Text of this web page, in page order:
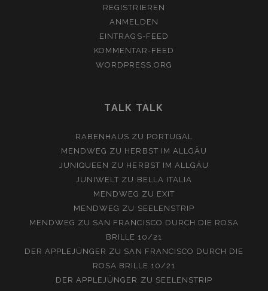
REGISTRIEREN
ANMELDEN
EINTRAGS-FEED
KOMMENTAR-FEED
WORDPRESS.ORG
TALK TALK
RABENHAUS ZU PORTUGAL
MENDWEG ZU HERBST IM ALLGÄU
JUNIQUEEN ZU HERBST IM ALLGÄU
JUNIWELT ZU BELLA ITALIA
MENDWEG ZU EXIT
MENDWEG ZU SEELENSTRIP
MENDWEG ZU SAN FRANCISCO DURCH DIE ROSA
BRILLE 10/21
DER APPLEJÜNGER ZU SAN FRANCISCO DURCH DIE
ROSA BRILLE 10/21
DER APPLEJÜNGER ZU SEELENSTRIP